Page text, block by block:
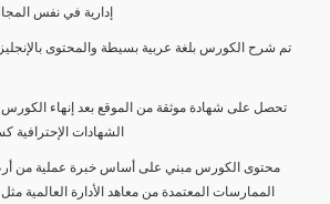
إدارية في نفس
تم شرح الكورس بلغة عربية بسيطة والمحتوى
تحصل على شهادة موثقة من الموقع بعد إنهاء
الشهادات
محتوى الكورس مبني على أساس خبرة عملية من
الممارسات المعتمدة من معاهد الأدارة العالمية مثل